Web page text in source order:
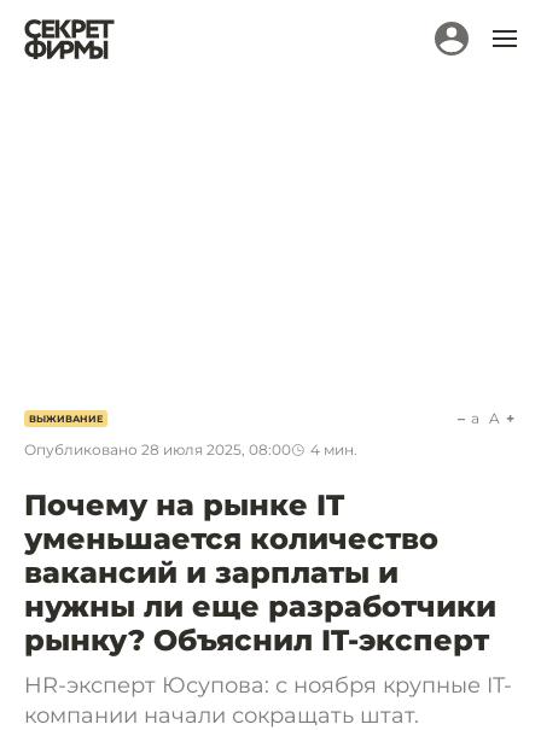
ВЫЖИВАНИЕ
Опубликовано 28 июля 2025, 08:00 4 мин.
a A
Почему на рынке IT
уменьшается количество
вакансий и зарплаты и
нужны ли еще разработчики
рынку? Объяснил IT-эксперт
HR-эксперт Юсупова: с ноября крупные IT-
компании начали сокращать штат.